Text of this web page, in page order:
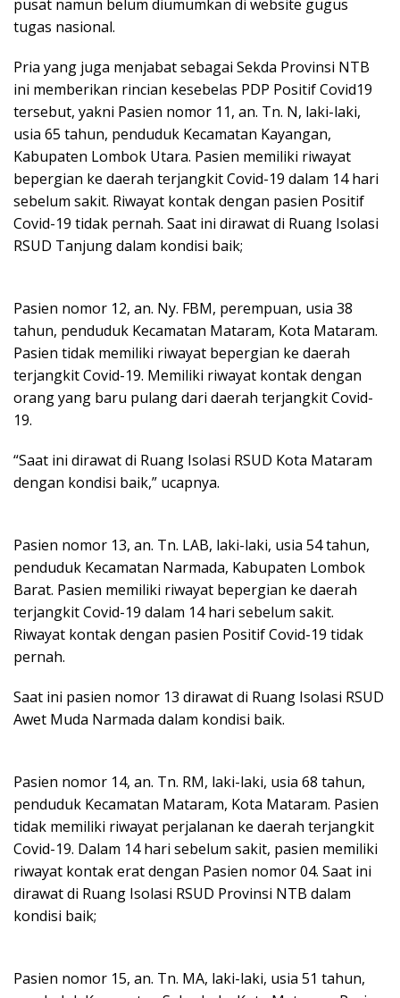
pusat namun belum diumumkan di website gugus
tugas nasional.
Pria yang juga menjabat sebagai Sekda Provinsi NTB
ini memberikan rincian kesebelas PDP Positif Covid19
tersebut, yakni Pasien nomor 11, an. Tn. N, laki-laki,
usia 65 tahun, penduduk Kecamatan Kayangan,
Kabupaten Lombok Utara. Pasien memiliki riwayat
bepergian ke daerah terjangkit Covid-19 dalam 14 hari
sebelum sakit. Riwayat kontak dengan pasien Positif
Covid-19 tidak pernah. Saat ini dirawat di Ruang Isolasi
RSUD Tanjung dalam kondisi baik;
Pasien nomor 12, an. Ny. FBM, perempuan, usia 38
tahun, penduduk Kecamatan Mataram, Kota Mataram.
Pasien tidak memiliki riwayat bepergian ke daerah
terjangkit Covid-19. Memiliki riwayat kontak dengan
orang yang baru pulang dari daerah terjangkit Covid-
19.
“Saat ini dirawat di Ruang Isolasi RSUD Kota Mataram
dengan kondisi baik,” ucapnya.
Pasien nomor 13, an. Tn. LAB, laki-laki, usia 54 tahun,
penduduk Kecamatan Narmada, Kabupaten Lombok
Barat. Pasien memiliki riwayat bepergian ke daerah
terjangkit Covid-19 dalam 14 hari sebelum sakit.
Riwayat kontak dengan pasien Positif Covid-19 tidak
pernah.
Saat ini pasien nomor 13 dirawat di Ruang Isolasi RSUD
Awet Muda Narmada dalam kondisi baik.
Pasien nomor 14, an. Tn. RM, laki-laki, usia 68 tahun,
penduduk Kecamatan Mataram, Kota Mataram. Pasien
tidak memiliki riwayat perjalanan ke daerah terjangkit
Covid-19. Dalam 14 hari sebelum sakit, pasien memiliki
riwayat kontak erat dengan Pasien nomor 04. Saat ini
dirawat di Ruang Isolasi RSUD Provinsi NTB dalam
kondisi baik;
Pasien nomor 15, an. Tn. MA, laki-laki, usia 51 tahun,